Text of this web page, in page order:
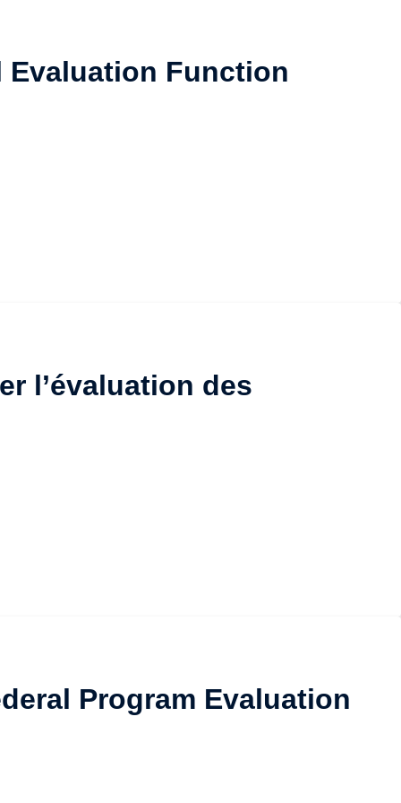
Evaluation Function
l’évaluation des
Program Evaluation